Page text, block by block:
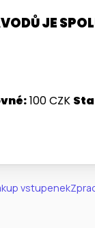
JE
100 CZK
vstupenek